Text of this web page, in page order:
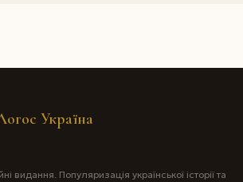
Україна
видання. Популяризація української історії та